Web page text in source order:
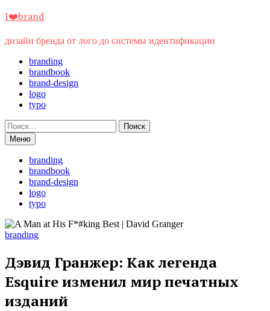
Перейти
содержимому
I❤️brand
дизайн бренда от лого до системы идентификации
branding
brandbook
brand-design
logo
typo
Найти:
Меню
branding
brandbook
brand-design
logo
typo
branding
Дэвид Гранжер: Как легенда
Esquire изменил мир печатных
изданий